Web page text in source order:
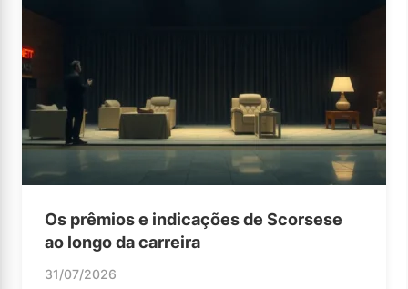
Os prêmios e indicações de Scorsese
ao longo da carreira
31/07/2026